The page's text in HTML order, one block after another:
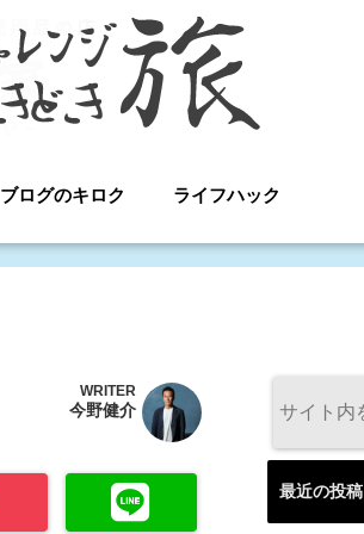
ブログのキロク ライフハック
WRITER
今野健介
最近の投稿